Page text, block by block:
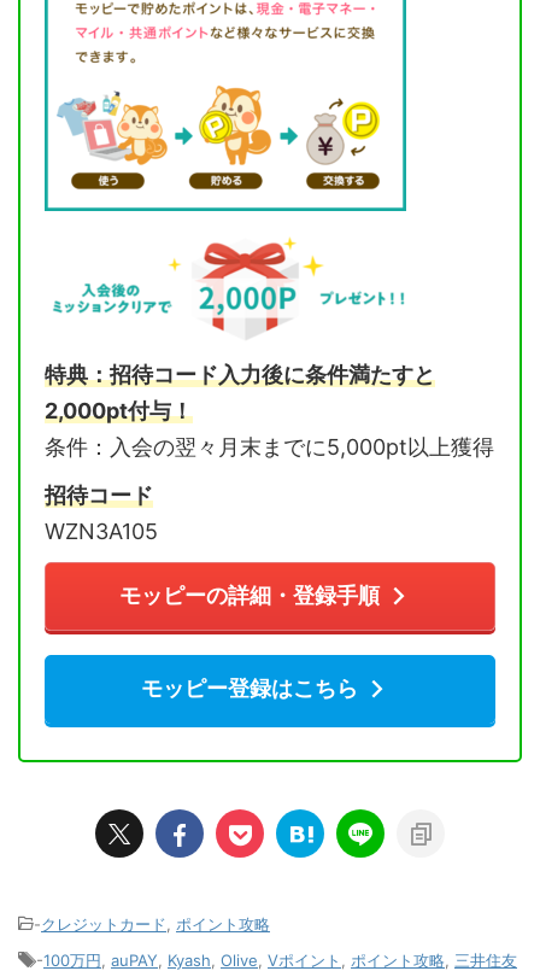
特典：招待コード入力後に条件満たすと
2,000pt付与！
条件：入会の翌々月末までに5,000pt以上獲得
招待コード
WZN3A105
モッピーの詳細・登録手順
モッピー登録はこちら
-クレジットカード
ポイント攻略
-100万円 auPAY Kyash Olive Vポイント ポイント攻略
三井住友